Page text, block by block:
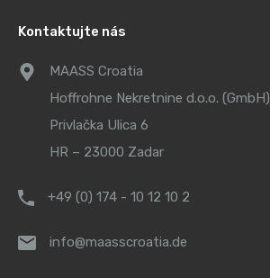
Kontaktujte nás
MAASS Croatia
Hoffrohne Nekretnine d.o.o. (GmbH)
Privlačka Ulica 6
HR – 23000 Zadar
+49 (0) 174 - 10 12 10 2
info@maasscroatia.de